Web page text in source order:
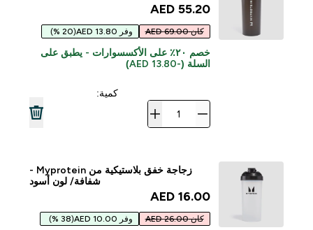
55.20 AED‎
كان 69.00 AED وفر 13.80 AED (20 %)
خصم ٢٠٪ على الأكسسوارات - يطبق على
السلة (-13.80 AED)
كمية:
زجاجة خفق بلاستيكية من Myprotein -
شفافة/ لون أسود
16.00 AED‎
كان 26.00 AED وفر 10.00 AED (38 %)